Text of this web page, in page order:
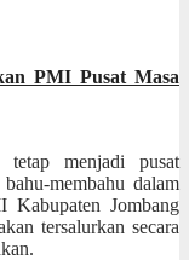
PMI Pusat Masa
menjadi pusat
membahu dalam
Kabupaten Jombang
tersalurkan secara